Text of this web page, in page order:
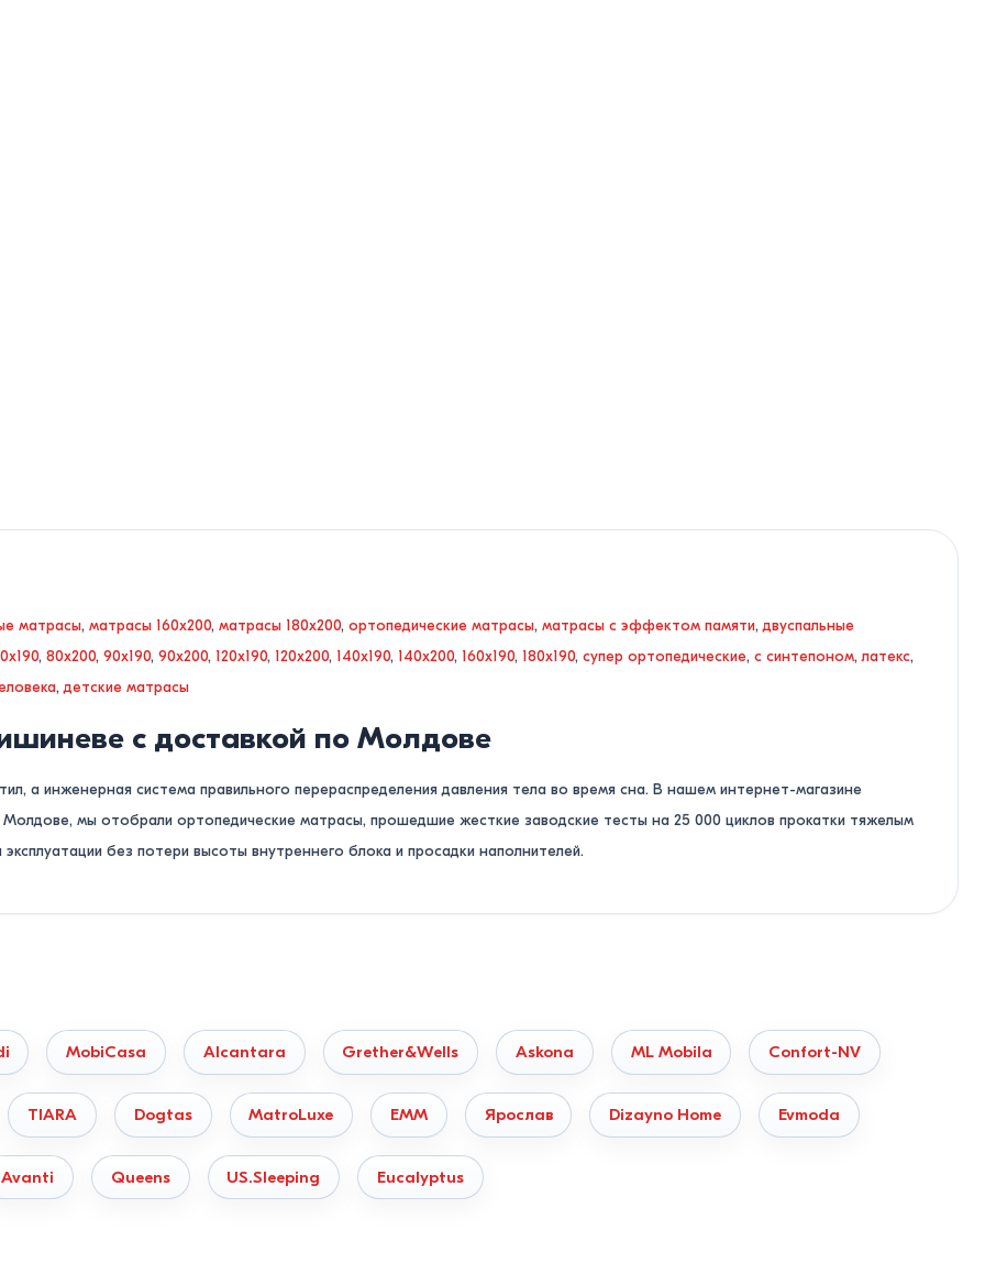
матрасы, матрасы 160x200, матрасы 180x200, ортопедические матрасы, матрасы с эффектом памяти,двуспальные
, 80x200, 90x190, 90x200, 120x190, 120x200, 140x190, 140x200, 160x190, 180x190, супер ортопедические, с синтепоном,латекс,
,детские матрасы
с доставкой по Молдове
а инженерная система правильного перераспределения давления тела во время сна. В нашем интернет-магазине
мы отобрали ортопедические матрасы, прошедшие жесткие заводские тесты на 25 000 циклов прокатки тяжелым
без потери высоты внутреннего блока и просадки наполнителей.
под свой вес
наугад. Чтобы матрас действительно разгружал спину, сопоставьте свое телосложение с рекомендациями наших
возраста).Идеально подходят мягкие беспружинные модели или матрасы с умеренно-мягкой поверхностью.
или натурального перфорированного латекса бережно обволакивают тело, не пережимают сосуды и не нарушают
MobiCasa Alcantara Grether&Wells Askona ML Mobila Confort-NV
TIARA Dogtas MatroLuxe EMM Ярослав Dizayno Home Evmoda
Avanti Queens US.Sleeping Eucalyptus